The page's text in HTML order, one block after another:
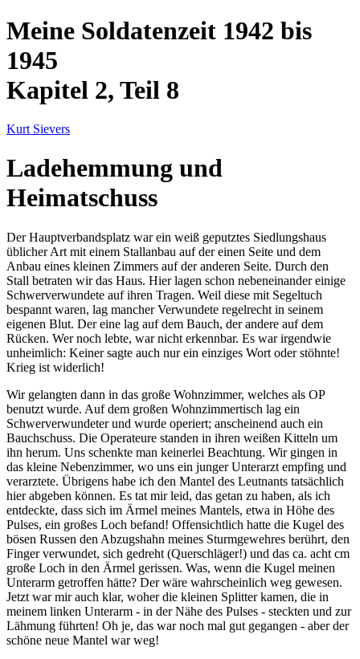
Meine Soldatenzeit 1942 bis
1945
Kapitel 2, Teil 8
Kurt Sievers
Ladehemmung und
Heimatschuss
Der Hauptverbandsplatz war ein weiß geputztes Siedlungshaus
üblicher Art mit einem Stallanbau auf der einen Seite und dem
Anbau eines kleinen Zimmers auf der anderen Seite. Durch den
Stall betraten wir das Haus. Hier lagen schon nebeneinander einige
Schwerverwundete auf ihren Tragen. Weil diese mit Segeltuch
bespannt waren, lag mancher Verwundete regelrecht in seinem
eigenen Blut. Der eine lag auf dem Bauch, der andere auf dem
Rücken. Wer noch lebte, war nicht erkennbar. Es war irgendwie
unheimlich: Keiner sagte auch nur ein einziges Wort oder stöhnte!
Krieg ist widerlich!
Wir gelangten dann in das große Wohnzimmer, welches als OP
benutzt wurde. Auf dem großen Wohnzimmertisch lag ein
Schwerverwundeter und wurde operiert; anscheinend auch ein
Bauchschuss. Die Operateure standen in ihren weißen Kitteln um
ihn herum. Uns schenkte man keinerlei Beachtung. Wir gingen in
das kleine Nebenzimmer, wo uns ein junger Unterarzt empfing und
verarztete. Übrigens habe ich den Mantel des Leutnants tatsächlich
hier abgeben können. Es tat mir leid, das getan zu haben, als ich
entdeckte, dass sich im Ärmel meines Mantels, etwa in Höhe des
Pulses, ein großes Loch befand! Offensichtlich hatte die Kugel des
bösen Russen den Abzugshahn meines Sturmgewehres berührt, den
Finger verwundet, sich gedreht (Querschläger!) und das ca. acht cm
große Loch in den Ärmel gerissen. Was, wenn die Kugel meinen
Unterarm getroffen hätte? Der wäre wahrscheinlich weg gewesen.
Jetzt war mir auch klar, woher die kleinen Splitter kamen, die in
meinem linken Unterarm - in der Nähe des Pulses - steckten und zur
Lähmung führten! Oh je, das war noch mal gut gegangen - aber der
schöne neue Mantel war weg!